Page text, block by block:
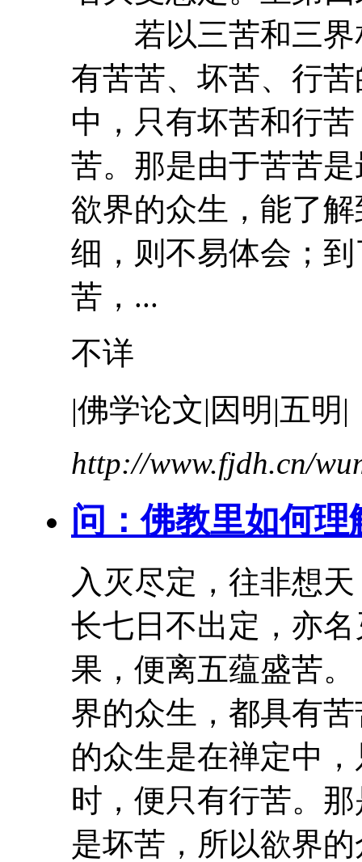
若以三苦和三
有苦苦、 坏苦、行苦
中，只有坏苦和行苦
苦。那是由于苦苦
欲界的众生，能了
细，则不易体会；
苦 ，...
不详
|佛学论文|因明|五明|
http://www.fjdh.cn/
问：佛教里如何理
入灭尽定，往非想
长七日不出定，亦
果，便离五蕴盛苦
界的众生，都具有
的众生是在禅定中
时，便只有行苦。
是坏苦 ，所以欲界